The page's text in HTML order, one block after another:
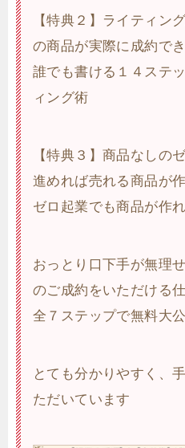
【特典２】ライティン
の商品が実際に成約で
誰でも書ける１４ステ
ィング術
【特典３】商品なしの
進めれば売れる商品が
ゼロ起業でも商品が作
おっとり口下手が無理
のご成約をいただける
全７ステップで無料大公
とても分かりやすく、
ただいています